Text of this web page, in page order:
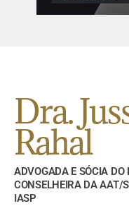
Dra.
Rahal
ADVOGADA E SÓCIA
CONSELHEIRA DA AAT/
IASP